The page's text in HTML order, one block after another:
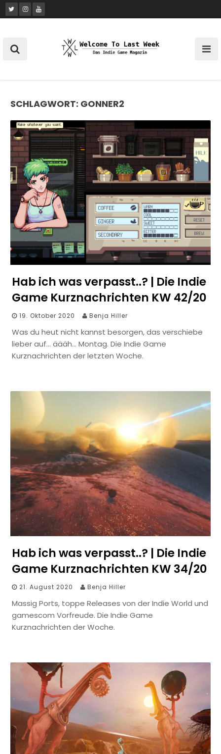
Skip
to
SCHLAGWORT: GONNER2
Hab ich was verpasst..? | Die Indie
Game Kurznachrichten KW 42/20
19. Oktober 2020 Benja Hiller
Was du heut nicht kannst besorgen, das verschiebe
lieber auf… äääh… Montag. Die Indie Game
Kurznachrichten der letzten Woche.
Hab ich was verpasst..? | Die Indie
Game Kurznachrichten KW 34/20
21. August 2020 Benja Hiller
Massig Ports, toppe Releases von der Indie World und
gamescom Vorfreude. Die Indie Game
Kurznachrichten der Woche.